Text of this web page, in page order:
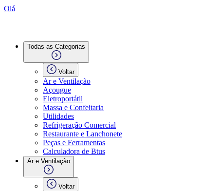
Olá
Todas as Categorias
Voltar
Ar e Ventilação
Açougue
Eletroportátil
Massa e Confeitaria
Utilidades
Refrigeração Comercial
Restaurante e Lanchonete
Peças e Ferramentas
Calculadora de Btus
Ar e Ventilação
Voltar